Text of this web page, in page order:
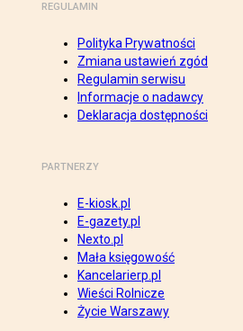
REGULAMIN
Polityka Prywatności
Zmiana ustawień zgód
Regulamin serwisu
Informacje o nadawcy
Deklaracja dostępności
PARTNERZY
E-kiosk.pl
E-gazety.pl
Nexto.pl
Mała księgowość
Kancelarierp.pl
Wieści Rolnicze
Życie Warszawy